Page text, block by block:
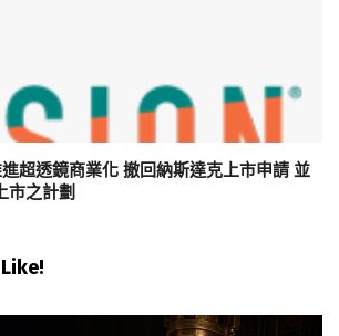
超透鏡商業化 撤回納斯達克上市申請 並
市之計劃